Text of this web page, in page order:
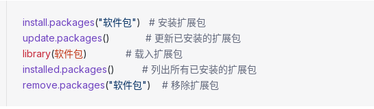
install.packages("软件包") # 安装扩展包
update.packages() # 更新已安装的扩展包
library(软件包) # 载入扩展包
installed.packages() # 列出所有已安装的扩展包
remove.packages("软件包") # 移除扩展包